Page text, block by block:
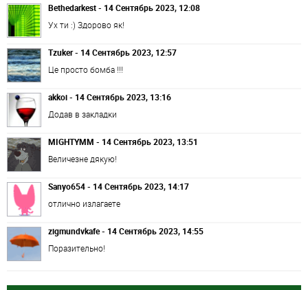
Bethedarkest - 14 Сентябрь 2023, 12:08
Ух ти :) Здорово як!
Tzuker - 14 Сентябрь 2023, 12:57
Це просто бомба !!!
akkoi - 14 Сентябрь 2023, 13:16
Додав в закладки
MIGHTYMM - 14 Сентябрь 2023, 13:51
Величезне дякую!
Sanyo654 - 14 Сентябрь 2023, 14:17
отлично излагаете
zigmundvkafe - 14 Сентябрь 2023, 14:55
Поразительно!